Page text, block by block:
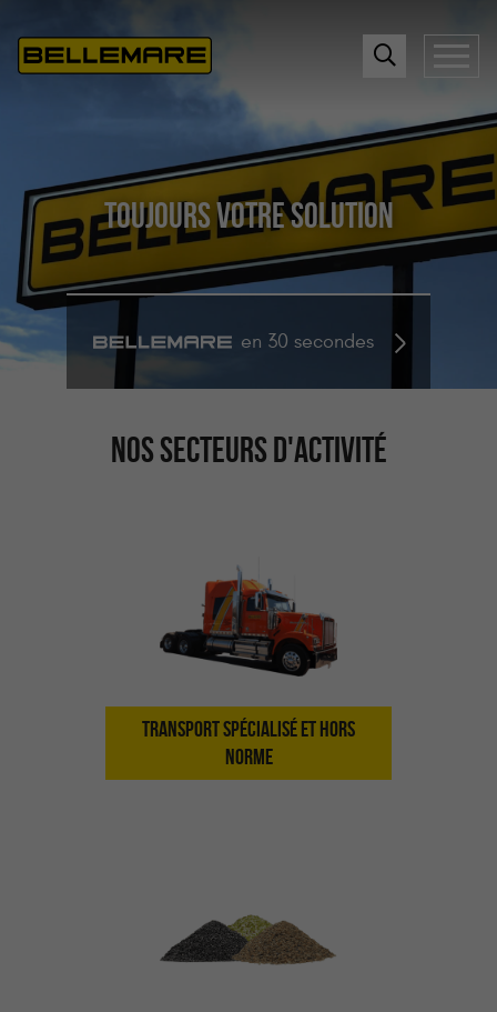
TOUJOURS VOTRE SOLUTION
en 30 secondes
NOS SECTEURS D'ACTIVITÉ
TRANSPORT SPÉCIALISÉ ET HORS
NORME